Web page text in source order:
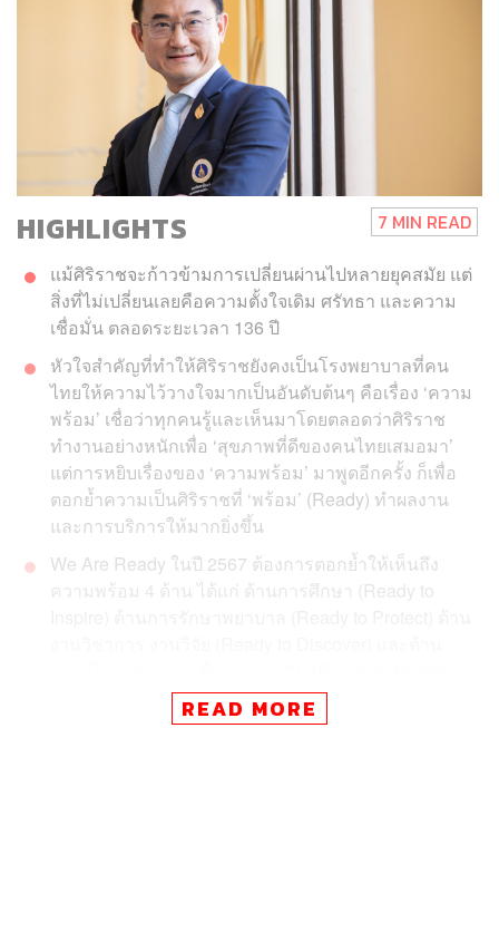
HIGHLIGHTS 7 MIN READ
แม้ศิริราชจะก้าวข้ามการเปลี่ยนผ่านไปหลายยุคสมัย แต่
สิ่งที่ไม่เปลี่ยนเลยคือความตั้งใจเดิม ศรัทธา และความ
เชื่อมั่น ตลอดระยะเวลา 136 ปี
หัวใจสำคัญที่ทำให้ศิริราชยังคงเป็นโรงพยาบาลที่คน
ไทยให้ความไว้วางใจมากเป็นอันดับต้นๆ คือเรื่อง ‘ความ
พร้อม’ เชื่อว่าทุกคนรู้และเห็นมาโดยตลอดว่าศิริราช
ทำงานอย่างหนักเพื่อ ‘สุขภาพที่ดีของคนไทยเสมอมา’
แต่การหยิบเรื่องของ ‘ความพร้อม’ มาพูดอีกครั้ง ก็เพื่อ
ตอกย้ำความเป็นศิริราชที่ ‘พร้อม’ (Ready) ทำผลงาน
และการบริการให้มากยิ่งขึ้น
We Are Ready ในปี 2567 ต้องการตอกย้ำให้เห็นถึง
ความพร้อม 4 ด้าน ได้แก่ ด้านการศึกษา (Ready to
กว่า 136 ปี นับตั้งแต่พระบาทสมเด็จพระจุลจอมเกล้าเจ้าอยู่
READ MORE